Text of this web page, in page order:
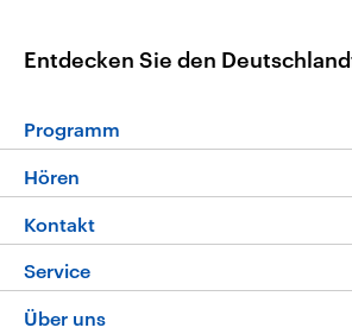
Entdecken Sie den
Programm
Die Nachrichten
Nachrichtenleicht
Neue Beiträge auf dlf.de
Hören
Livestream
Podcasts
Kontakt
Hörerservice
Service
FAQ
Über uns